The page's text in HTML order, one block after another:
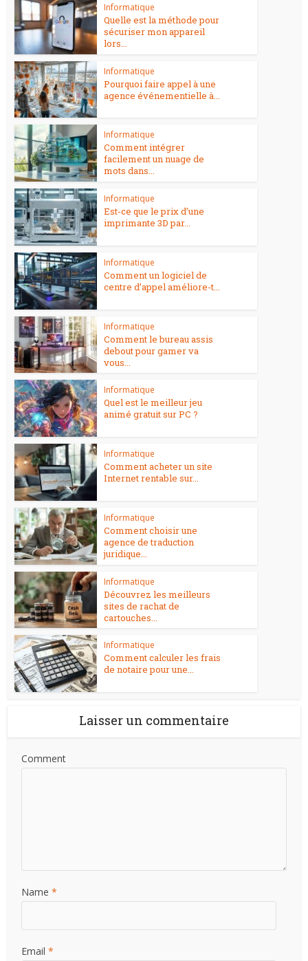
Informatique
Quelle est la méthode pour
sécuriser mon appareil
lors...
Informatique
Pourquoi faire appel à une
agence événementielle à...
Informatique
Comment intégrer
facilement un nuage de
mots dans...
Informatique
Est-ce que le prix d’une
imprimante 3D par...
Informatique
Comment un logiciel de
centre d’appel améliore-t...
Informatique
Comment le bureau assis
debout pour gamer va
vous...
Informatique
Quel est le meilleur jeu
animé gratuit sur PC ?
Informatique
Comment acheter un site
Internet rentable sur...
Informatique
Comment choisir une
agence de traduction
juridique...
Informatique
Découvrez les meilleurs
sites de rachat de
cartouches...
Informatique
Comment calculer les frais
de notaire pour une...
Laisser un commentaire
Comment
Name *
Email *